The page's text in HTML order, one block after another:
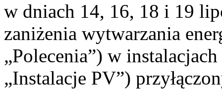
w dniach 14, 16, 18 i 19
zaniżenia wytwarzania
„Polecenia”) w
„Instalacje PV”)